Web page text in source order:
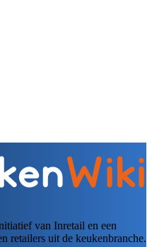
van Inretail en een
retailers uit de keukenbranche.